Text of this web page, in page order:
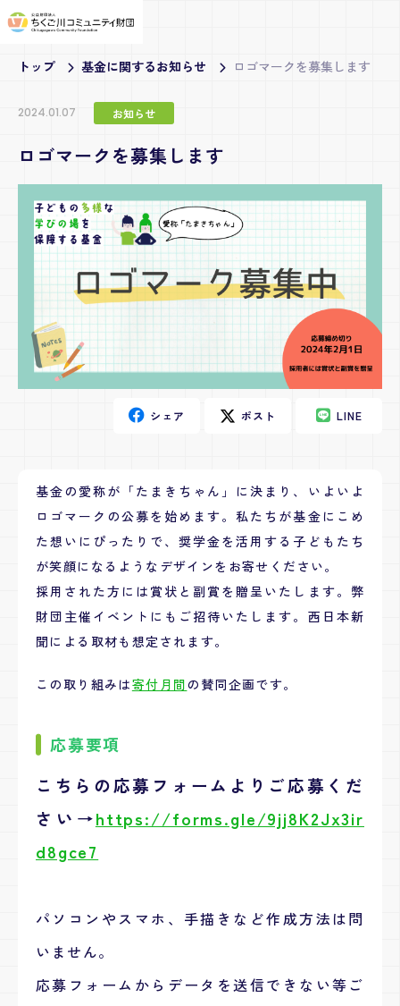
トップ 基金に関するお知らせ ロゴマークを募集します
2024.01.07 お知らせ
ロゴマークを募集します
シェア ポスト LINE
基金の愛称が「たまきちゃん」に決まり、いよいよ
ロゴマークの公募を始めます。私たちが基金にこめ
た想いにぴったりで、奨学金を活用する子どもたち
が笑顔になるようなデザインをお寄せください。
採用された方には賞状と副賞を贈呈いたします。弊
財団主催イベントにもご招待いたします。西日本新
聞による取材も想定されます。
この取り組みは寄付月間の賛同企画です。
応募要項
こちらの応募フォームよりご応募くだ
さい→https://forms.gle/9jj8K2Jx3ir
d8gce7
パソコンやスマホ、手描きなど作成方法は問
いません。
応募フォームからデータを送信できない等ご